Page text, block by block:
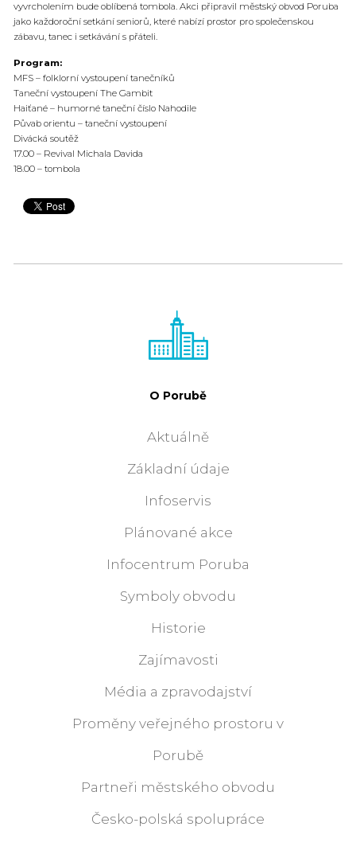
vyvrcholením bude oblíbená tombola. Akci připravil městský obvod Poruba
jako každoroční setkání seniorů, které nabízí prostor pro společenskou
zábavu, tanec i setkávání s přáteli.
Program:
MFS – folklorní vystoupení tanečníků
Taneční vystoupení The Gambit
Haiťané – humorné taneční číslo Nahodile
Půvab orientu – taneční vystoupení
Divácká soutěž
17.00 – Revival Michala Davida
18.00 – tombola
O Porubě
Aktuálně
Základní údaje
Infoservis
Plánované akce
Infocentrum Poruba
Symboly obvodu
Historie
Zajímavosti
Média a zpravodajství
Proměny veřejného prostoru v
Porubě
Partneři městského obvodu
Česko-polská spolupráce